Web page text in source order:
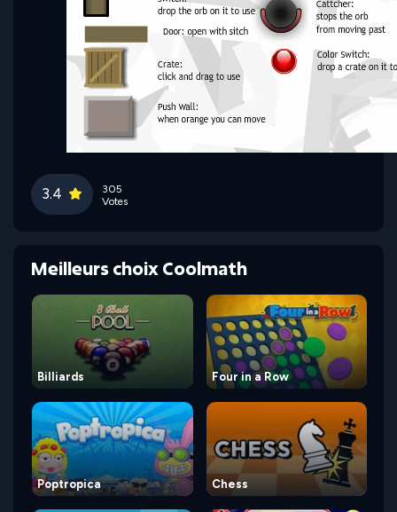
3.4
305
Votes
Meilleurs choix Coolmath
Billiards Four in a Row
Poptropica Chess